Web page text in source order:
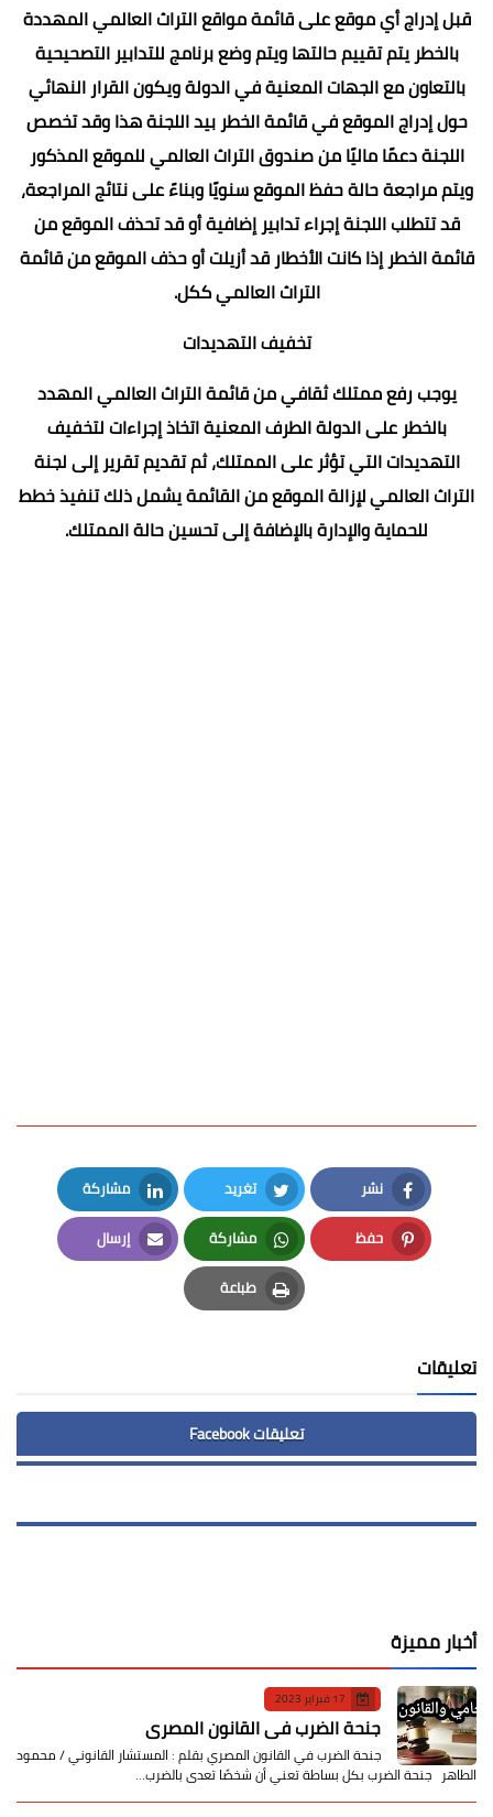
قبل إدراج أي موقع على قائمة مواقع التراث العالمي المهددة
بالخطر يتم تقييم حالتها ويتم وضع برنامج للتدابير التصحيحية
بالتعاون مع الجهات المعنية في الدولة ويكون القرار النهائي
حول إدراج الموقع في قائمة الخطر بيد اللجنة هذا وقد تخصص
اللجنة دعمًا ماليًا من صندوق التراث العالمي للموقع المذكور
ويتم مراجعة حالة حفظ الموقع سنويًا وبناءً على نتائج المراجعة،
قد تتطلب اللجنة إجراء تدابير إضافية أو قد تحذف الموقع من
قائمة الخطر إذا كانت الأخطار قد أزيلت أو حذف الموقع من قائمة
التراث العالمي ككل.
تخفيف التهديدات
يوجب رفع ممتلك ثقافي من قائمة التراث العالمي المهدد
بالخطر على الدولة الطرف المعنية اتخاذ إجراءات لتخفيف
التهديدات التي تؤثر على الممتلك، ثم تقديم تقرير إلى لجنة
التراث العالمي لإزالة الموقع من القائمة يشمل ذلك تنفيذ خطط
للحماية والإدارة بالإضافة إلى تحسين حالة الممتلك.
نشر
Facebook
تغريد
Twitter
مشاركة
LinkedIn
حفظ
Pinterest
مشاركة
Whatsapp
إرسال
Email
طباعة
Print
تعليقات
تعليقات Facebook
أخبار مميزة
17 فبراير 2023
جنحة الضرب في القانون المصري
جنحة الضرب في القانون المصري بقلم : المستشار القانوني / محمود
الطاهر جنحة الضرب بكل بساطة تعني أن شخصًا تعدى بالضرب…